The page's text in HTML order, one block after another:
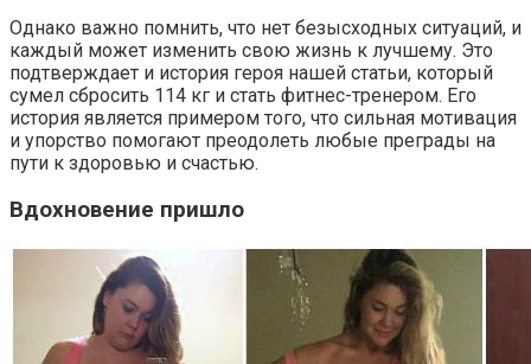
Однако важно помнить, что нет безысходных ситуаций, и
каждый может изменить свою жизнь к лучшему. Это
подтверждает и история героя нашей статьи, который
сумел сбросить 114 кг и стать фитнес-тренером. Его
история является примером того, что сильная мотивация
и упорство помогают преодолеть любые преграды на
пути к здоровью и счастью.
Вдохновение пришло